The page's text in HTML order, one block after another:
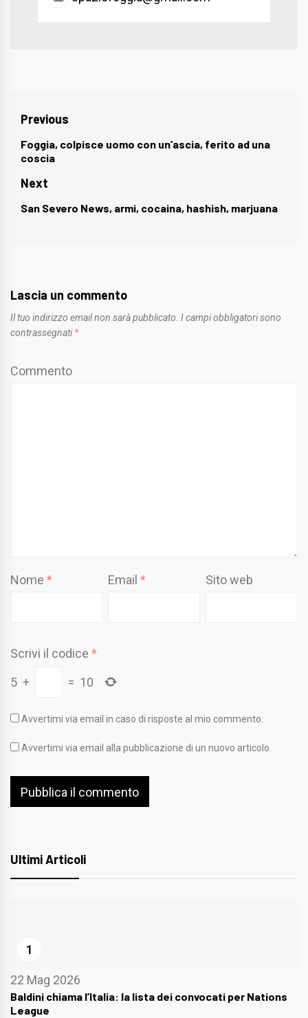
Navigazione
articoli
Previous
Previous
post:
Foggia, colpisce uomo con un’ascia, ferito ad una
coscia
Next
Next
San Severo News, armi, cocaina, hashish, marjuana
Lascia un commento
Il tuo indirizzo email non sarà pubblicato. I campi obbligatori sono
contrassegnati *
Commento
Nome * Email* Sito web
Scrivi il codice *
5 + = 10
Avvertimi via email in caso di risposte al mio commento.
Avvertimi via email alla pubblicazione di un nuovo articolo.
Ultimi Articoli
1
22 Mag 2026
Baldini chiama l’Italia: la lista dei convocati per Nations
League